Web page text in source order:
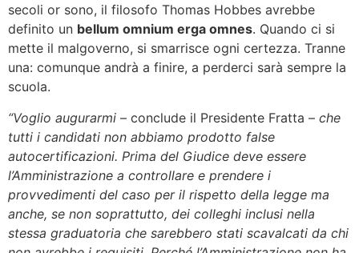
secoli or sono, il filosofo Thomas Hobbes avrebbe
definito un bellum omnium erga omnes. Quando ci si
mette il malgoverno, si smarrisce ogni certezza. Tranne
una: comunque andrà a finire, a perderci sarà sempre la
scuola.
“Voglio augurarmi – conclude il Presidente Fratta – che
tutti i candidati non abbiamo prodotto false
autocertificazioni. Prima del Giudice deve essere
l’Amministrazione a controllare e prendere i
provvedimenti del caso per il rispetto della legge ma
anche, se non soprattutto, dei colleghi inclusi nella
stessa graduatoria che sarebbero stati scavalcati da chi